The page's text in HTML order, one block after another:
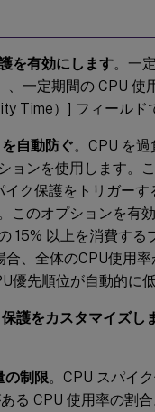
を有効にします。一
、一定期間の CPU
Time）] フィールド
自動防ぐ。CPU を
ョンを使用します。
イク保護をトリガー
このオプションを有
15% 以上を消費す
、全体のCPU使用
優先順位が自動的に低
護をカスタマイズし
の制限。CPU スパイ
る CPU 使用率の割